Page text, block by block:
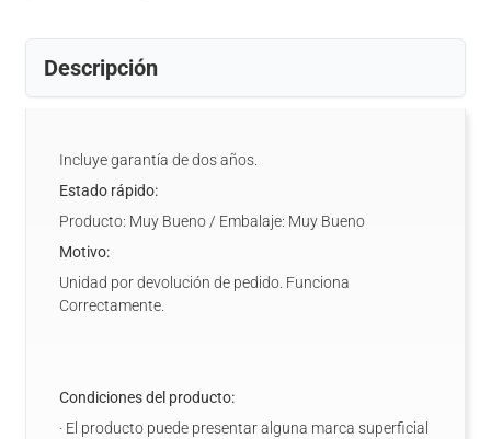
Descripción
Incluye garantía de dos años.
Estado rápido:
Producto: Muy Bueno / Embalaje: Muy Bueno
Motivo:
Unidad por devolución de pedido. Funciona
Correctamente.
Condiciones del producto:
· El producto puede presentar alguna marca superficial